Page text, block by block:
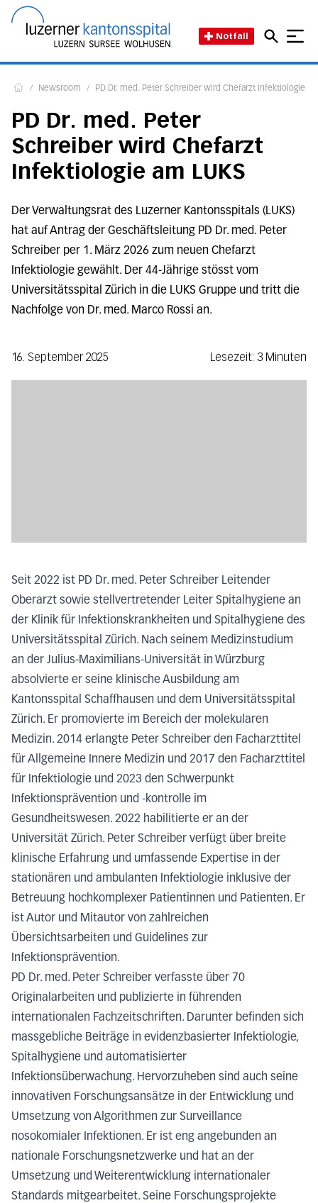
Notfall
/ Newsroom / PD Dr. med. Peter Schreiber wird Chefarzt Infektiologie
PD Dr. med. Peter
Schreiber wird Chefarzt
Infektiologie am LUKS
Der Verwaltungsrat des Luzerner Kantonsspitals (LUKS)
hat auf Antrag der Geschäftsleitung PD Dr. med. Peter
Schreiber per 1. März 2026 zum neuen Chefarzt
Infektiologie gewählt. Der 44-Jährige stösst vom
Universitätsspital Zürich in die LUKS Gruppe und tritt die
Nachfolge von Dr. med. Marco Rossi an.
16. September 2025 Lesezeit: 3 Minuten
Seit 2022 ist PD Dr. med. Peter Schreiber Leitender
Oberarzt sowie stellvertretender Leiter Spitalhygiene an
der Klinik für Infektionskrankheiten und Spitalhygiene des
Universitätsspital Zürich. Nach seinem Medizinstudium
an der Julius-Maximilians-Universität in Würzburg
absolvierte er seine klinische Ausbildung am
Kantonsspital Schaffhausen und dem Universitätsspital
Zürich. Er promovierte im Bereich der molekularen
Medizin. 2014 erlangte Peter Schreiber den Facharzttitel
für Allgemeine Innere Medizin und 2017 den Facharzttitel
für Infektiologie und 2023 den Schwerpunkt
Infektionsprävention und -kontrolle im
Gesundheitswesen. 2022 habilitierte er an der
Universität Zürich. Peter Schreiber verfügt über breite
klinische Erfahrung und umfassende Expertise in der
stationären und ambulanten Infektiologie inklusive der
Betreuung hochkomplexer Patientinnen und Patienten. Er
ist Autor und Mitautor von zahlreichen
Übersichtsarbeiten und Guidelines zur
Infektionsprävention.
PD Dr. med. Peter Schreiber verfasste über 70
Originalarbeiten und publizierte in führenden
internationalen Fachzeitschriften. Darunter befinden sich
massgebliche Beiträge in evidenzbasierter Infektiologie,
Spitalhygiene und automatisierter
Infektionsüberwachung. Hervorzuheben sind auch seine
innovativen Forschungsansätze in der Entwicklung und
Umsetzung von Algorithmen zur Surveillance
nosokomialer Infektionen. Er ist eng angebunden an
nationale Forschungsnetzwerke und hat an der
Umsetzung und Weiterentwicklung internationaler
Standards mitgearbeitet. Seine Forschungsprojekte